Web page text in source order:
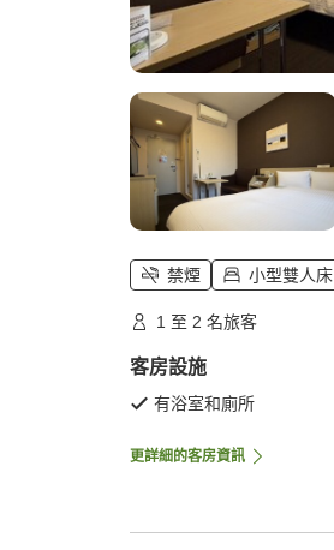
禁煙 小型雙人床
1 至 2 名旅客
客房設施
有浴室和廁所
更詳細的客房資訊